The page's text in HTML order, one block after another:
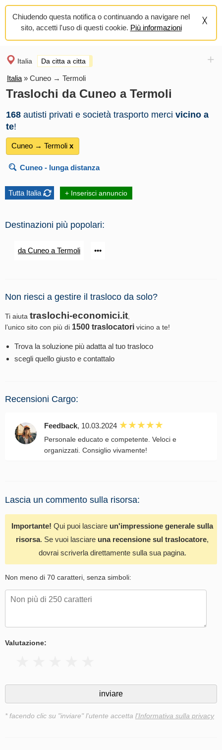
Chiudendo questa notifica o continuando a navigare nel
sito, accetti l'uso di questi cookie. Più informazioni
Italia Da citta a citta +
Italia » Cuneo → Termoli
Traslochi da Cuneo a Termoli
168 autisti privati e società trasporto merci vicino a
te!
Cuneo → Termoli х
Cuneo - lunga distanza
Tutta Italia + Inserisci annuncio
Destinazioni più popolari:
da Cuneo a Termoli •••
Non riesci a gestire il trasloco da solo?
Ti aiuta traslochi-economici.it
l’unico sito con più di 1500 traslocatori vicino a te!
Trova la soluzione più adatta al tuo trasloco
scegli quello giusto e contattalo
Recensioni Cargo:
Feedback, 10.03.2024
Personale educato e competente. Veloci e
organizzati. Consiglio vivamente!
Lascia un commento sulla risorsa:
Importante! Qui puoi lasciare un'impressione generale sulla
risorsa. Se vuoi lasciare una recensione sul traslocatore,
dovrai scriverla direttamente sulla sua pagina.
Non meno di 70 caratteri, senza simboli:
Valutazione:
* facendo clic su "inviare" l'utente accetta l'Informativa sulla privacy